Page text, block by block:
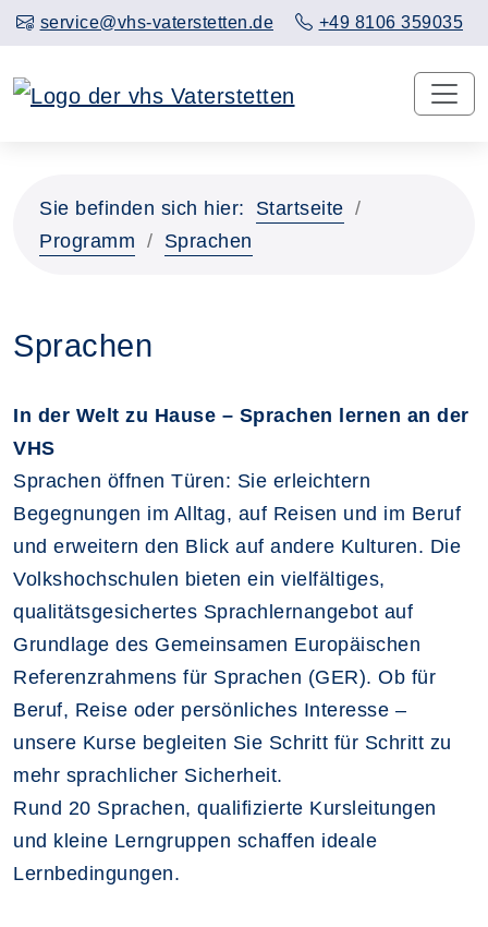
service@vhs-vaterstetten.de +49 8106 359035
Sie befinden sich hier:
Startseite
Programm
Sprachen
Sprachen
In der Welt zu Hause – Sprachen lernen an der
VHS
Sprachen öffnen Türen: Sie erleichtern
Begegnungen im Alltag, auf Reisen und im Beruf
und erweitern den Blick auf andere Kulturen. Die
Volkshochschulen bieten ein vielfältiges,
qualitätsgesichertes Sprachlernangebot auf
Grundlage des Gemeinsamen Europäischen
Referenzrahmens für Sprachen (GER). Ob für
Beruf, Reise oder persönliches Interesse –
unsere Kurse begleiten Sie Schritt für Schritt zu
mehr sprachlicher Sicherheit.
Rund 20 Sprachen, qualifizierte Kursleitungen
und kleine Lerngruppen schaffen ideale
Lernbedingungen.